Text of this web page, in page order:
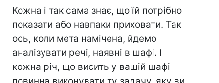
Кожна і так сама знає, що їй потрібно
показати або навпаки приховати. Так
ось, коли мета намічена, йдемо
аналізувати речі, наявні в шафі. І
кожна річ, що висить у вашій шафі